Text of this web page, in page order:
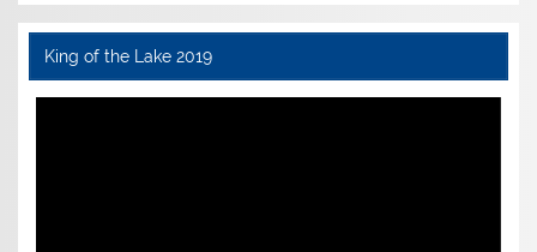
King of the Lake 2019
Video-